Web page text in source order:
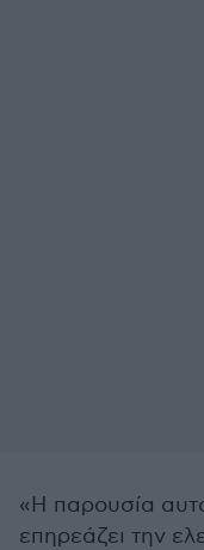
«Η παρουσία
επηρεάζει την